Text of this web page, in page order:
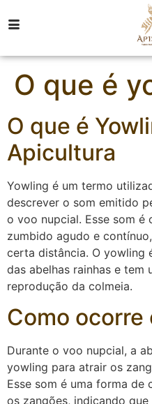
O que é
O que é
Apicultura
Yowling é um termo
descrever o som emitido
o voo nupcial. Esse som é
zumbido agudo e
certa distância. O yowling
das abelhas rainhas e tem
reprodução da colmeia.
Como ocorre
Durante o voo nupcial, a
yowling para atrair os
Esse som é uma forma de
os zangões, indicando